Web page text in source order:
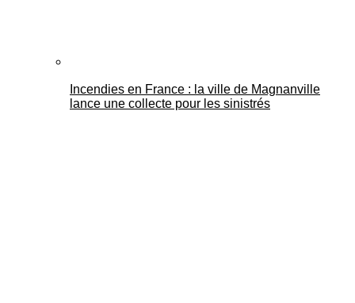
Incendies en France : la ville de Magnanville
lance une collecte pour les sinistrés